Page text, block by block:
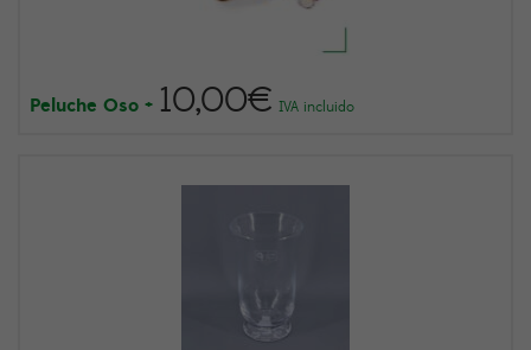
Peluche Oso + 10,00€ IVA incluido